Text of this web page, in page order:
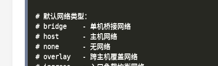
# 默认网络类型：
# bridge    - 单机桥接网络
# host      - 主机网络
# none      - 无网络
# overlay   - 跨主机覆盖网络